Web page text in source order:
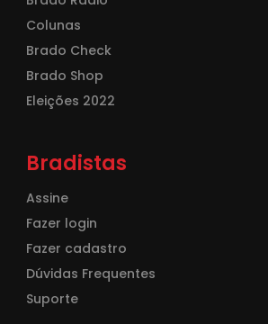
Colunas
Brado Check
Brado Shop
Eleições 2022
Bradistas
Assine
Fazer login
Fazer cadastro
Dúvidas Frequentes
Suporte